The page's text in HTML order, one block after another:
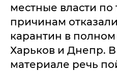
местные власти
причинам
карантин в
Харьков и Днепр.
материале речь